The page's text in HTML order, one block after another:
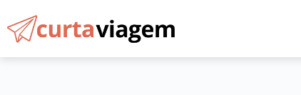
conteúdo